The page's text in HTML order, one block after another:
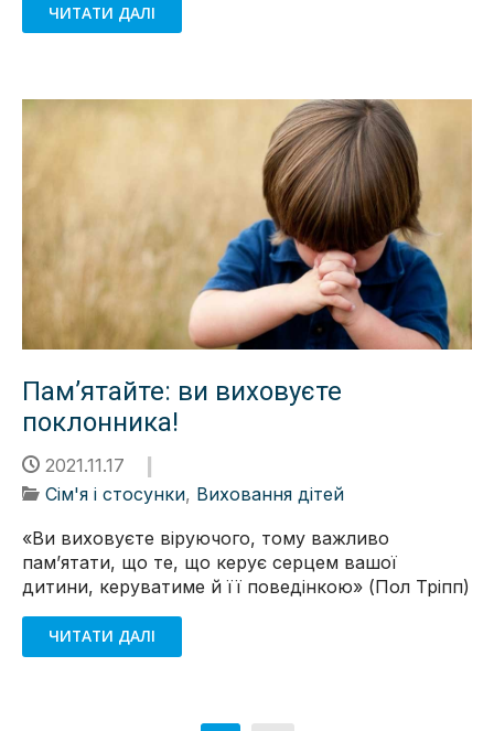
ЧИТАТИ ДАЛІ
Пам’ятайте: ви виховуєте
поклонника!
2021.11.17
Сім'я і стосунки, Виховання дітей
«Ви виховуєте віруючого, тому важливо
пам’ятати, що те, що керує серцем вашої
дитини, керуватиме й її поведінкою» (Пол Тріпп)
ЧИТАТИ ДАЛІ